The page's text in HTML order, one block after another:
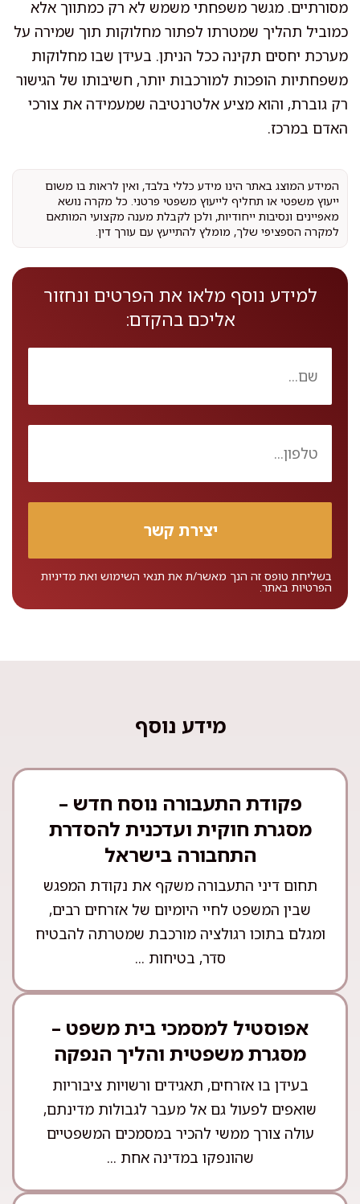
מסורתיים. מגשר משפחתי משמש לא רק כמתווך אלא
כמוביל תהליך שמטרתו לפתור מחלוקות תוך שמירה על
מערכת יחסים תקינה ככל הניתן. בעידן שבו מחלוקות
משפחתיות הופכות למורכבות יותר, חשיבותו של הגישור
רק גוברת, והוא מציע אלטרנטיבה שמעמידה את צורכי
האדם במרכז.
המידע המוצג באתר הינו מידע כללי בלבד, ואין לראות בו משום
ייעוץ משפטי או תחליף לייעוץ משפטי פרטני. כל מקרה נושא
מאפיינים ונסיבות ייחודיות, ולכן לקבלת מענה מקצועי המותאם
למקרה הספציפי שלך, מומלץ להתייעץ עם עורך דין.
למידע נוסף מלאו את הפרטים ונחזור
אליכם בהקדם:
בשליחת טופס זה הנך מאשר/ת את תנאי השימוש ואת מדיניות
הפרטיות באתר.
מידע נוסף
פקודת התעבורה נוסח חדש –
מסגרת חוקית ועדכנית להסדרת
התחבורה בישראל
תחום דיני התעבורה משקף את נקודת המפגש
שבין המשפט לחיי היומיום של אזרחים רבים,
ומגלם בתוכו רגולציה מורכבת שמטרתה להבטיח
סדר, בטיחות ...
אפוסטיל למסמכי בית משפט –
מסגרת משפטית והליך הנפקה
בעידן בו אזרחים, תאגידים ורשויות ציבוריות
שואפים לפעול גם אל מעבר לגבולות מדינתם,
עולה צורך ממשי להכיר במסמכים המשפטיים
שהונפקו במדינה אחת ...